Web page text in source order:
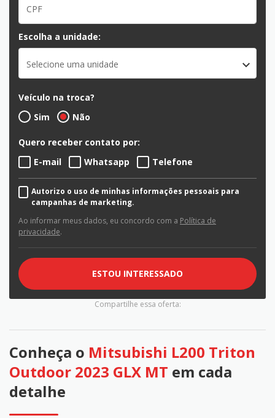
Escolha a unidade:
Selecione uma unidade
Veículo na troca?
Sim
Não
Quero receber contato por:
E-mail
Whatsapp Telefone
Autorizo o uso de minhas informações pessoais para
campanhas de marketing.
Ao informar meus dados, eu concordo com a Política de
privacidade.
ESTOU INTERESSADO
Compartilhe essa oferta:
Conheça o Mitsubishi L200 Triton
Outdoor 2023 GLX MT em cada
detalhe